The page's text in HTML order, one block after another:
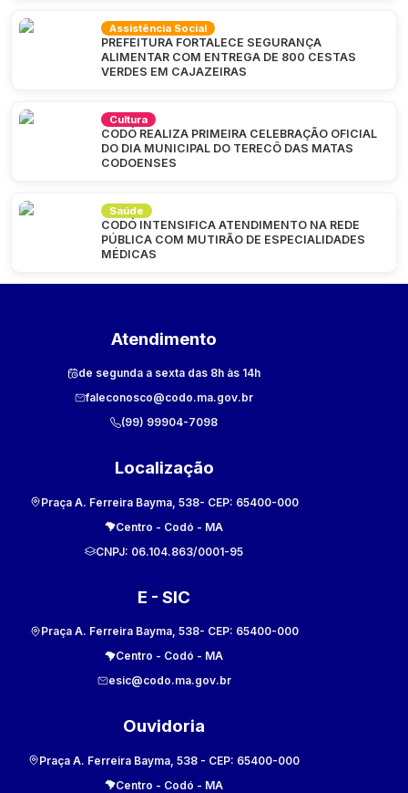
Assistência Social
PREFEITURA FORTALECE SEGURANÇA
ALIMENTAR COM ENTREGA DE 800 CESTAS
VERDES EM CAJAZEIRAS
Cultura
CODÓ REALIZA PRIMEIRA CELEBRAÇÃO OFICIAL
DO DIA MUNICIPAL DO TERECÔ DAS MATAS
CODOENSES
Saúde
CODÓ INTENSIFICA ATENDIMENTO NA REDE
PÚBLICA COM MUTIRÃO DE ESPECIALIDADES
MÉDICAS
Atendimento
de segunda a sexta das 8h às 14h
faleconosco@codo.ma.gov.br
(99) 99904-7098
Localização
Praça A. Ferreira Bayma, 538- CEP: 65400-000
Centro - Codó - MA
CNPJ: 06.104.863/0001-95
E - SIC
Praça A. Ferreira Bayma, 538- CEP: 65400-000
Centro - Codó - MA
esic@codo.ma.gov.br
Ouvidoria
Praça A. Ferreira Bayma, 538 - CEP: 65400-000
Centro - Codó - MA